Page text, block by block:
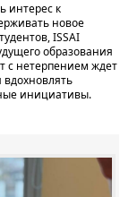
интерес к
новое
ISSAI
образования
с нетерпением ждет
инициативы.